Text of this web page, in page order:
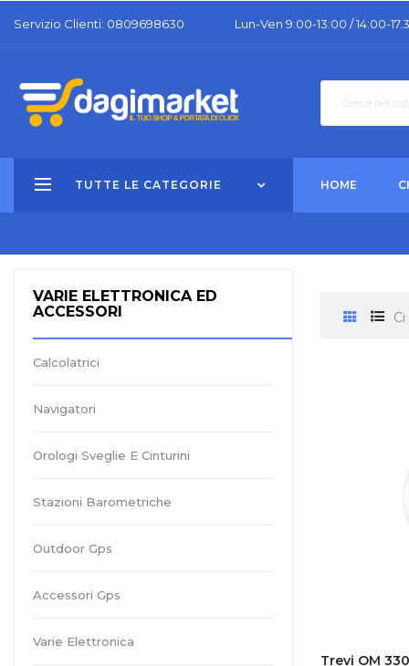
Servizio Clienti: 0809698630 Lun-Ven 9:00-13:00 / 14:00-
TUTTE LE CATEGORIE HOME
VARIE ELETTRONICA ED
ACCESSORI
Calcolatrici
Navigatori
Orologi Sveglie E Cinturini
Stazioni Barometriche
Outdoor Gps
Accessori Gps
Varie Elettronica
Trevi OM